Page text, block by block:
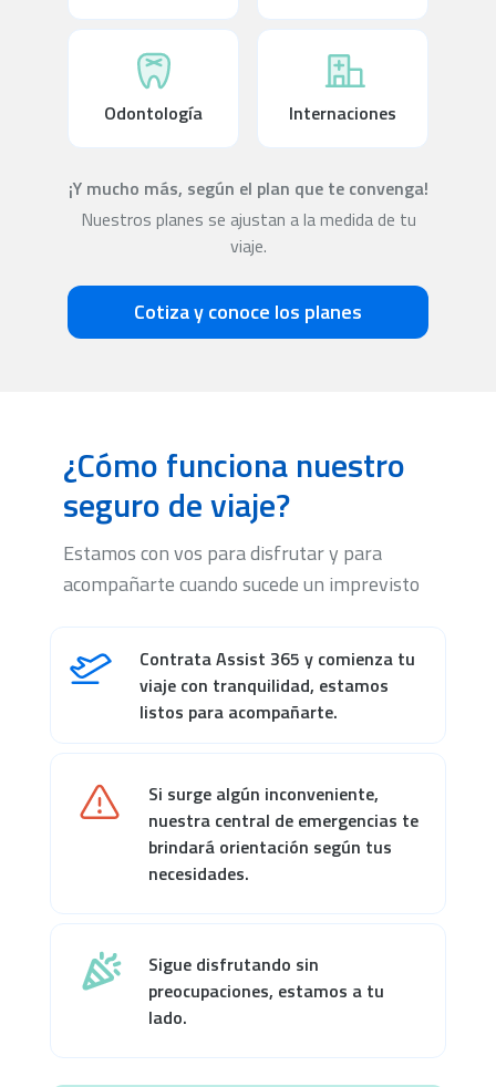
Odontología Internaciones
¡Y mucho más, según el plan que te convenga!
Nuestros planes se ajustan a la medida de tu
viaje.
Cotiza y conoce los planes
¿Cómo funciona nuestro
seguro de viaje?
Estamos con vos para disfrutar y para
acompañarte cuando sucede un imprevisto
Contrata Assist 365 y comienza tu
viaje con tranquilidad, estamos
listos para acompañarte.
Si surge algún inconveniente,
nuestra central de emergencias te
brindará orientación según tus
necesidades.
Sigue disfrutando sin
preocupaciones, estamos a tu
lado.